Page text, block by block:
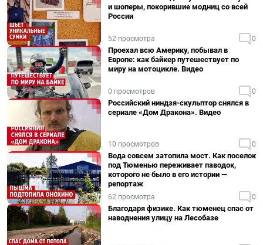
и шоперы, покорившие модниц со всей
России
52 просмотра 0
Проехал всю Америку, побывал в
Европе: как байкер путешествует по
миру на мотоцикле. Видео
0 просмотров 0
Российский ниндзя-скульптор снялся в
сериале «Дом Дракона». Видео
10 просмотров 0
Вода совсем затопила мост. Как поселок
под Тюменью переживает паводок,
которого не было в его истории —
репортаж
62 просмотра 0
Благодаря физике. Как тюменец спас от
наводнения улицу на Лесобазе